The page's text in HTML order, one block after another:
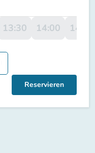
13:30 14:00 14:30
Reservieren